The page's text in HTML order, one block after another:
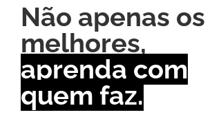
Não apenas os
melhores,
aprenda com
quem faz.